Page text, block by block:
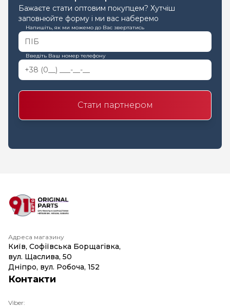
Бажаєте стати оптовим покупцем? Хутчіш
заповнюйте форму і ми вас наберемо
Напишіть, як ми можемо до Вас звертатись
Введіть Ваш номер телефону
Стати партнером
Адреса магазину
Київ, Софіївська Борщагівка,
вул. Щаслива, 50
Дніпро, вул. Робоча, 152
Контакти
Viber: